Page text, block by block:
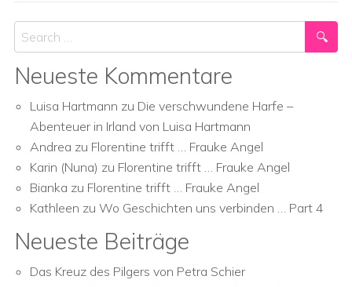
Search
Neueste Kommentare
Luisa Hartmann zu Die verschwundene Harfe –
Abenteuer in Irland von Luisa Hartmann
Andrea zu Florentine trifft … Frauke Angel
Karin (Nuna) zu Florentine trifft … Frauke Angel
Bianka zu Florentine trifft … Frauke Angel
Kathleen zu Wo Geschichten uns verbinden … Part 4
Neueste Beiträge
Das Kreuz des Pilgers von Petra Schier